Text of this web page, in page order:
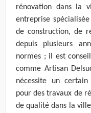
rénovation dans la
entreprise
de construction, de
depuis plusieurs
normes ; il est
comme Artisan
nécessite un
pour des travaux de
de qualité dans la